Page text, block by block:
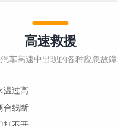
高速救援
车高速中出现的各种应急故障
温过高
合线断